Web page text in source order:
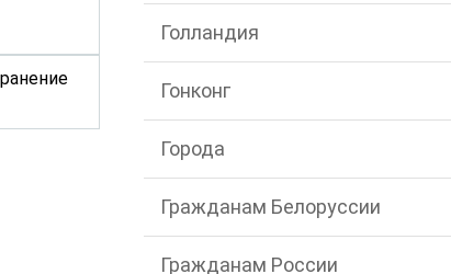
Голландия
Гонконг
Города
Гражданам Белоруссии
Гражданам России